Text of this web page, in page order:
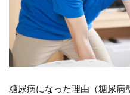
糖尿病になった理由（糖尿病